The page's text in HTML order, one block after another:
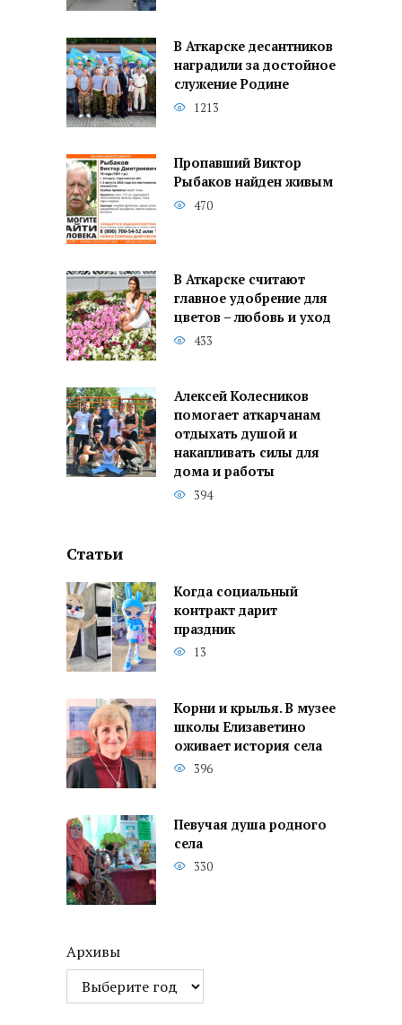
В Аткарске десантников
наградили за достойное
служение Родине
1213
Пропавший Виктор
Рыбаков найден живым
470
В Аткарске считают
главное удобрение для
цветов – любовь и уход
433
Алексей Колесников
помогает аткарчанам
отдыхать душой и
накапливать силы для
дома и работы
394
Статьи
Когда социальный
контракт дарит
праздник
13
Корни и крылья. В музее
школы Елизаветино
оживает история села
396
Певучая душа родного
села
330
Архивы